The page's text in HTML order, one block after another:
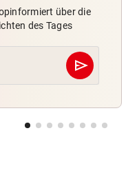
über die
des Tages
send
Abschicken